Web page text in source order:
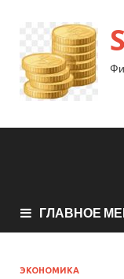
ГЛАВНОЕ
ЭКОНОМИКА